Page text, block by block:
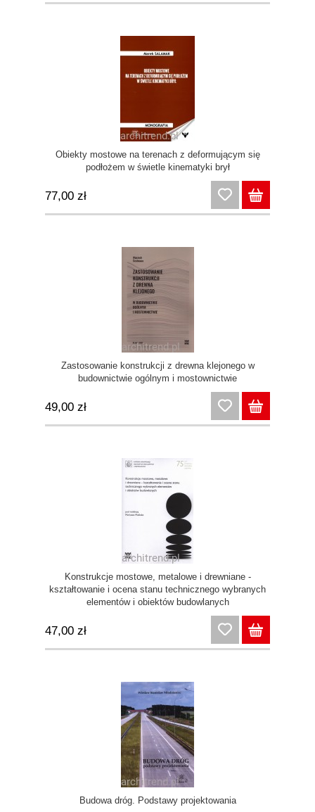
Obiekty mostowe na terenach z deformującym się
podłożem w świetle kinematyki brył
77,00 zł
Zastosowanie konstrukcji z drewna klejonego w
budownictwie ogólnym i mostownictwie
49,00 zł
Konstrukcje mostowe, metalowe i drewniane -
kształtowanie i ocena stanu technicznego wybranych
elementów i obiektów budowlanych
47,00 zł
Budowa dróg. Podstawy projektowania